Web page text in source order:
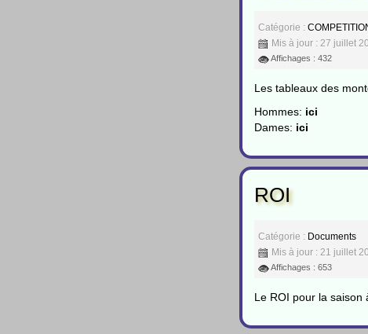
Catégorie :
Mis à jour : 27 juillet
Affichages : 432
Les tableaux des
Hommes: ici
Dames: ici
ROI
Catégorie : Documents
Mis à jour : 21 juillet
Affichages : 653
Le ROI pour la saison